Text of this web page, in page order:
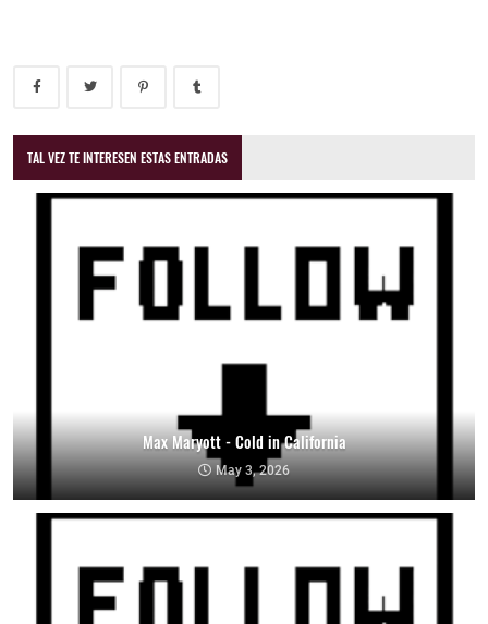
TAL VEZ TE INTERESEN ESTAS ENTRADAS
Max Maryott - Cold in California
May 3, 2026